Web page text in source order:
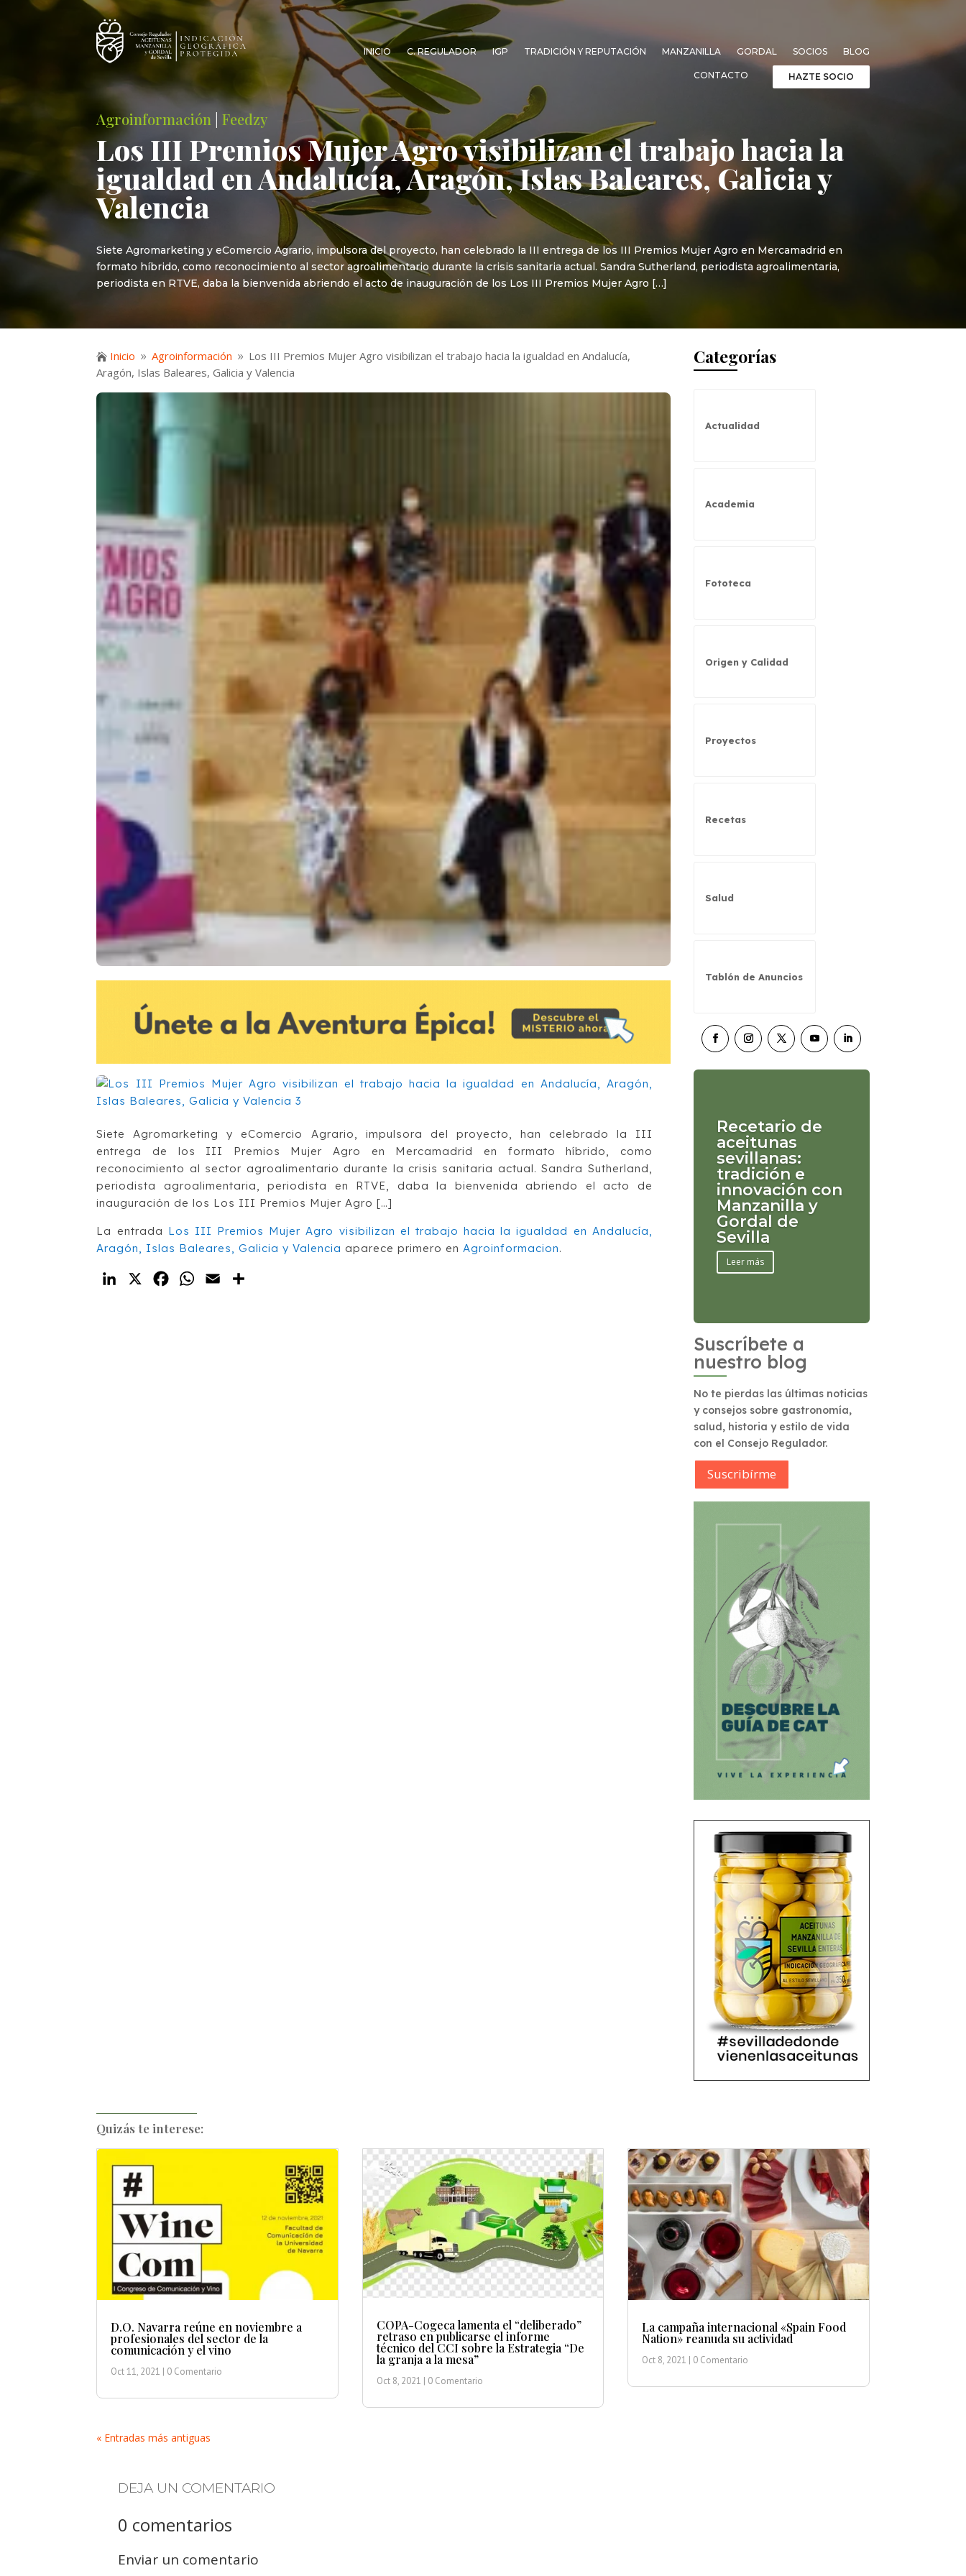
INICIO C. REGULADOR IGP TRADICIÓN Y REPUTACIÓN MANZANILLA GORDAL SOCIOS BLOG
CONTACTO HAZTE SOCIO
Agroinformación |Feedzy
Los III Premios Mujer Agro visibilizan el trabajo hacia la
igualdad en Andalucía, Aragón, Islas Baleares, Galicia y
Valencia
Siete Agromarketing y eComercio Agrario, impulsora del proyecto, han celebrado la III entrega de los III Premios Mujer Agro en Mercamadrid en
formato híbrido, como reconocimiento al sector agroalimentario durante la crisis sanitaria actual. Sandra Sutherland, periodista agroalimentaria,
periodista en RTVE, daba la bienvenida abriendo el acto de inauguración de los Los III Premios Mujer Agro […]
 Inicio 9 Agroinformación 9 Los III Premios Mujer Agro visibilizan el trabajo hacia la igualdad en Andalucía,
Aragón, Islas Baleares, Galicia y Valencia
Siete Agromarketing y eComercio Agrario, impulsora del proyecto, han celebrado la III
entrega de los III Premios Mujer Agro en Mercamadrid en formato híbrido, como
reconocimiento al sector agroalimentario durante la crisis sanitaria actual. Sandra Sutherland,
periodista agroalimentaria, periodista en RTVE, daba la bienvenida abriendo el acto de
inauguración de los Los III Premios Mujer Agro […]
La entrada Los III Premios Mujer Agro visibilizan el trabajo hacia la igualdad en Andalucía,
Aragón, Islas Baleares, Galicia y Valencia aparece primero en Agroinformacion.
LinkedIn
X FacebookWhatsApp
Email
Categorías
Actualidad
Academia
Fototeca
Origen y Calidad
Proyectos
Recetas
Salud
Tablón de Anuncios
Recetario de
aceitunas
sevillanas:
tradición e
innovación con
Manzanilla y
Gordal de
Sevilla
Leer más
Suscríbete a
nuestro blog
No te pierdas las últimas noticias
y consejos sobre gastronomía,
salud, historia y estilo de vida
con el Consejo Regulador.
Suscribírme
Quizás te interese:
D.O. Navarra reúne en noviembre a
profesionales del sector de la
comunicación y el vino
Oct 11, 2021 | 0 Comentario
COPA-Cogeca lamenta el “deliberado”
retraso en publicarse el informe
técnico del CCI sobre la Estrategia “De
la granja a la mesa”
Oct 8, 2021 | 0 Comentario
La campaña internacional «Spain Food
Nation» reanuda su actividad
Oct 8, 2021 | 0 Comentario
« Entradas más antiguas
DEJA UN COMENTARIO
0 comentarios
Enviar un comentario